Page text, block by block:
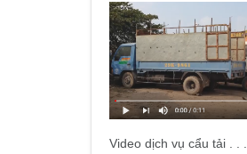
Video dịch vụ cẩu tải . . .